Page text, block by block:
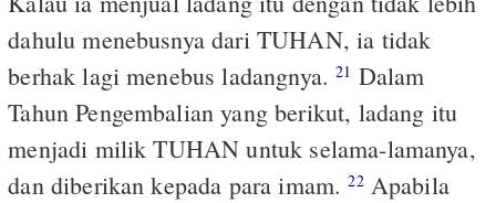
dahulu menebusnya dari TUHAN, ia tidak
berhak lagi menebus ladangnya.21 Dalam
Tahun Pengembalian yang berikut, ladang itu
menjadi milik TUHAN untuk selama-lamanya,
dan diberikan kepada para imam.22Apabila